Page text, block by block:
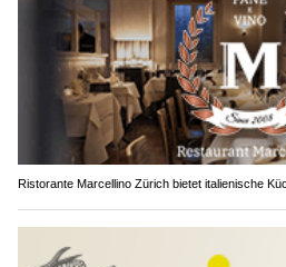
Ristorante Marcellino Zürich bietet italienische